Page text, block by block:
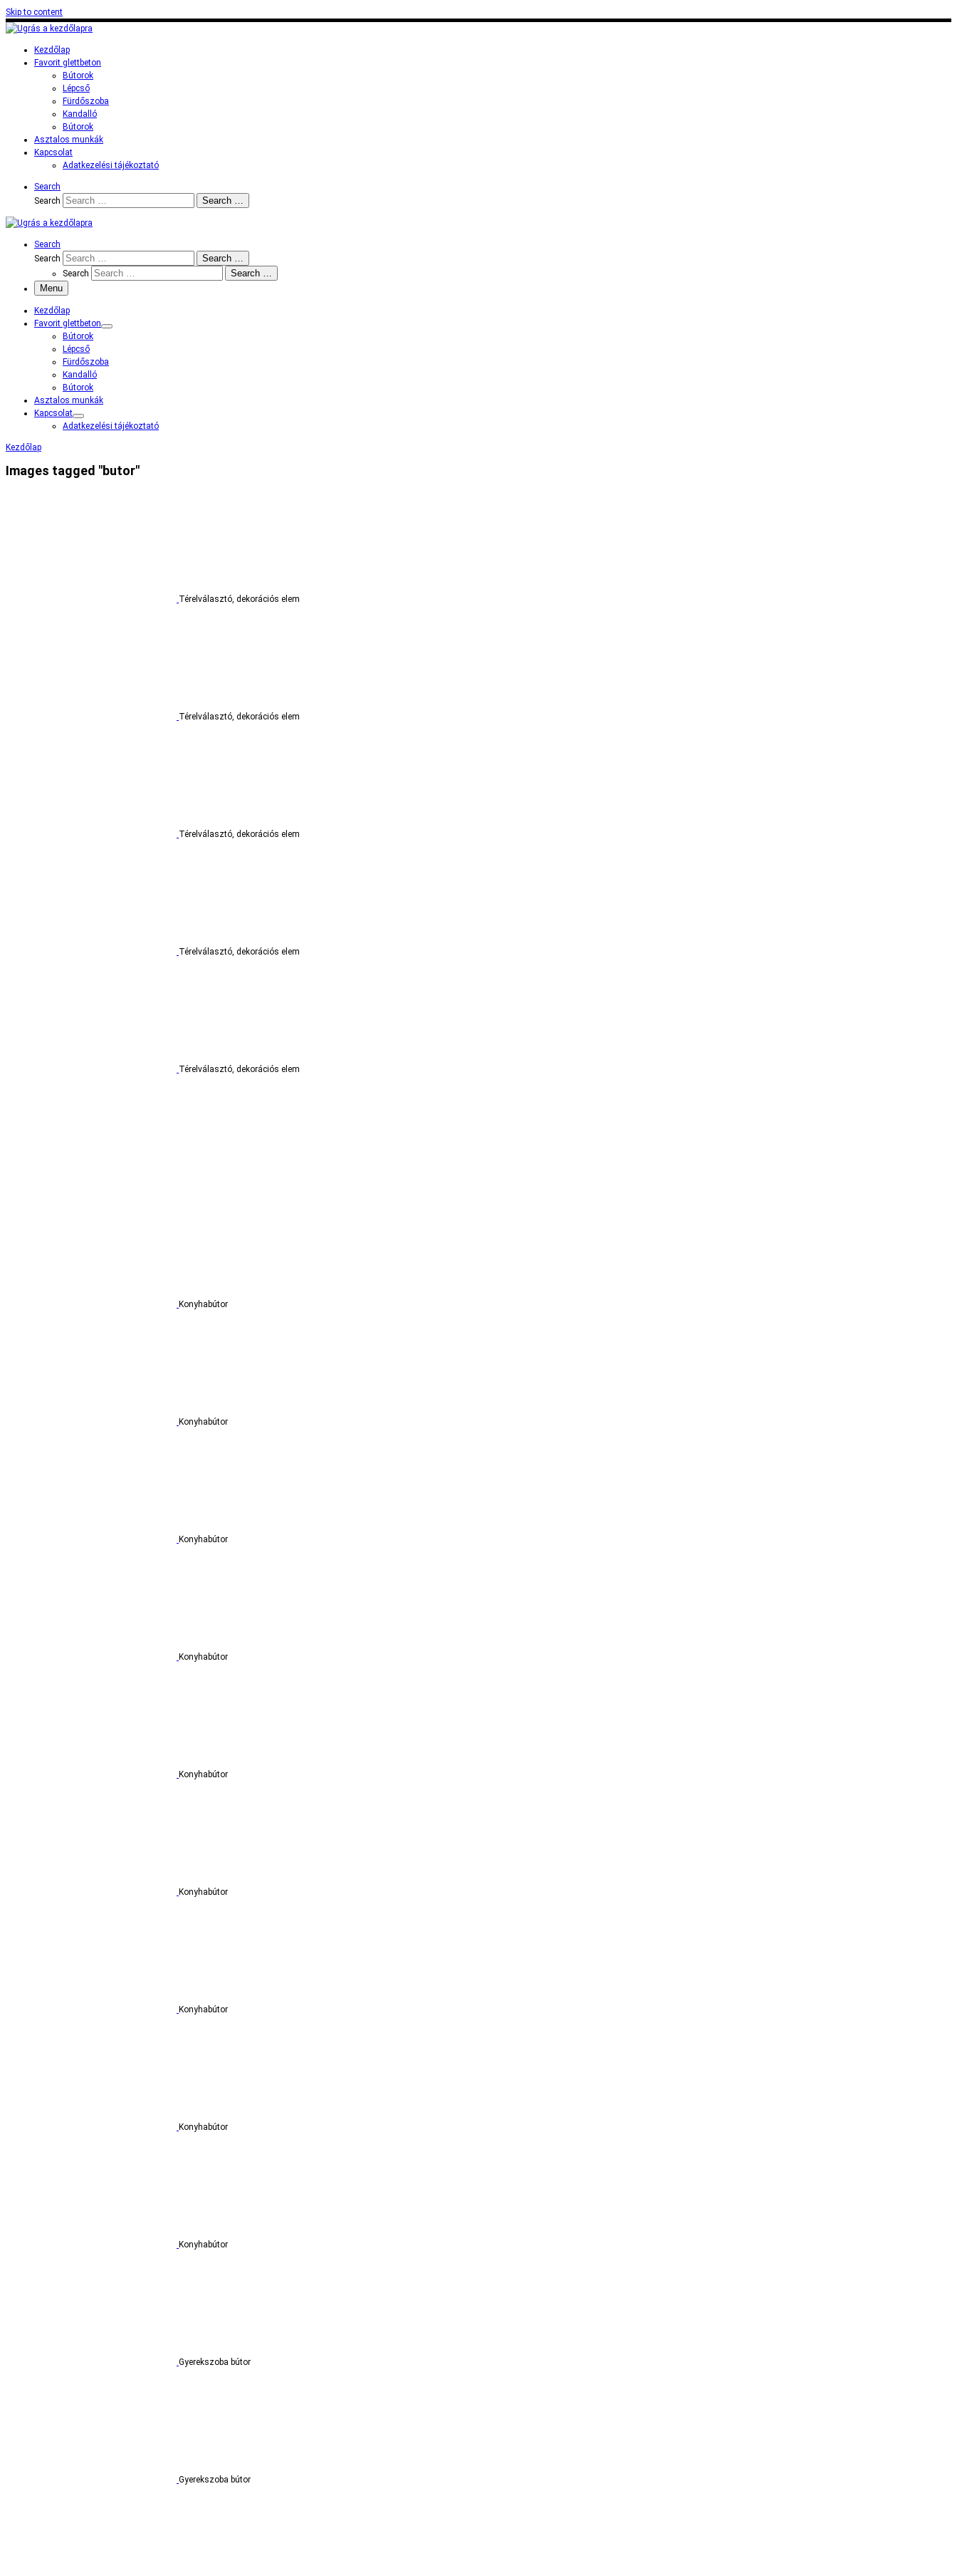
Skip to content
Kezdőlap
Favorit glettbeton
Bútorok
Lépcső
Fürdőszoba
Kandalló
Bútorok
Asztalos munkák
Kapcsolat
Adatkezelési tájékoztató
Search
Search
Search …
Search
Search
Search …
Search
Search …
Menu
Kezdőlap
Favorit glettbeton
Bútorok
Lépcső
Fürdőszoba
Kandalló
Bútorok
Asztalos munkák
Kapcsolat
Adatkezelési tájékoztató
Kezdőlap
Images tagged "butor"
Térelválasztó, dekorációs elem
Térelválasztó, dekorációs elem
Térelválasztó, dekorációs elem
Térelválasztó, dekorációs elem
Térelválasztó, dekorációs elem
Konyhabútor
Konyhabútor
Konyhabútor
Konyhabútor
Konyhabútor
Konyhabútor
Konyhabútor
Konyhabútor
Konyhabútor
Gyerekszoba bútor
Gyerekszoba bútor